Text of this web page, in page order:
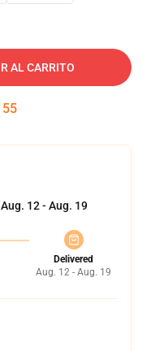
AL CARRITO
54
Aug. 12 - Aug. 19
Delivered
Aug. 12 - Aug. 19